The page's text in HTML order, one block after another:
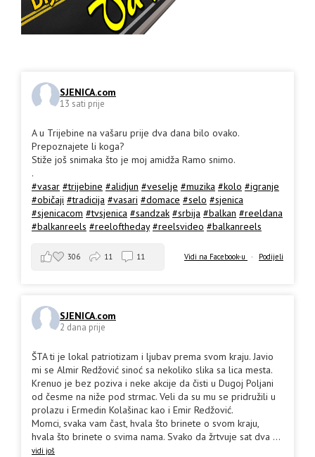
SJENICA.com
13 sati prije
A u Trijebine na vašaru prije dva dana bilo ovako.
Prepoznajete li koga?
Stiže još snimaka što je moj amidža Ramo snimo.
.
#vasar #trijebine #alidjun #veselje #muzika #kolo #igranje
#običaji #tradicija #vasari #domace #selo #sjenica
#sjenicacom #tvsjenica #sandzak #srbija #balkan #reeldana
#balkanreels #reeloftheday #reelsvideo #balkanreels
Vidi na Facebook-u · Podijeli
306 11 11
SJENICA.com
2 dana prije
ŠTA ti je lokal patriotizam i ljubav prema svom kraju. Javio
mi se Almir Redžović sinoć sa nekoliko slika sa lica mesta.
Krenuo je bez poziva i neke akcije da čisti u Dugoj Poljani
od česme na niže pod strmac. Veli da su mu se pridružili u
prolazu i Ermedin Kolašinac kao i Emir Redžović.
Momci, svaka vam čast, hvala što brinete o svom kraju,
hvala što brinete o svima nama. Svako da žrtvuje sat dva ...
vidi još